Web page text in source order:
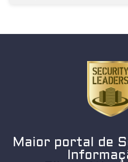
Maior portal de